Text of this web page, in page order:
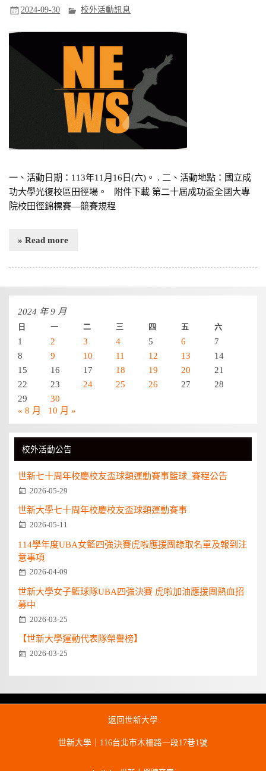
2024-09-30 校外活動訊息
一、活動日期：113年11月16日(六)。 . 二、活動地點：國立成
功大學光復校區田徑場。 附件下載 第二十屆成功盃全國大專
院校田徑錦標賽—競賽規程
» Read more
2024 年 9 月
日 一 二 三 四 五 六
1 2 3 4 5 6
7
8
9 10 11 12 13
14
15
16 17 18 19 20
21
22
23 24 25 26 27
28
29
30
« 8 月
10 月 »
校外活動公告
世新七十周年校慶校友盃球類運動賽事籃球_賽程公告
2026-05-29
世新大學七十周年校慶校友盃球類運動賽事
2026-05-11
114學年度UBA女籃四強決賽虎啦應援團錄取名單及報到注
意事項
2026-04-09
世新大學女子籃球隊UBA四強決賽 虎啦加油應援團熱血招
募中
2026-03-25
【世新大學運動代表隊榮譽榜】
2026-03-25
返回世新大學
世新大學｜116台北市木柵路一段17巷1號